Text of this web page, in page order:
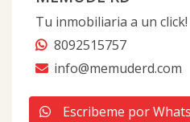
Tu inmobiliaria a un click!
8092515757
info@memuderd.com
Escribeme por